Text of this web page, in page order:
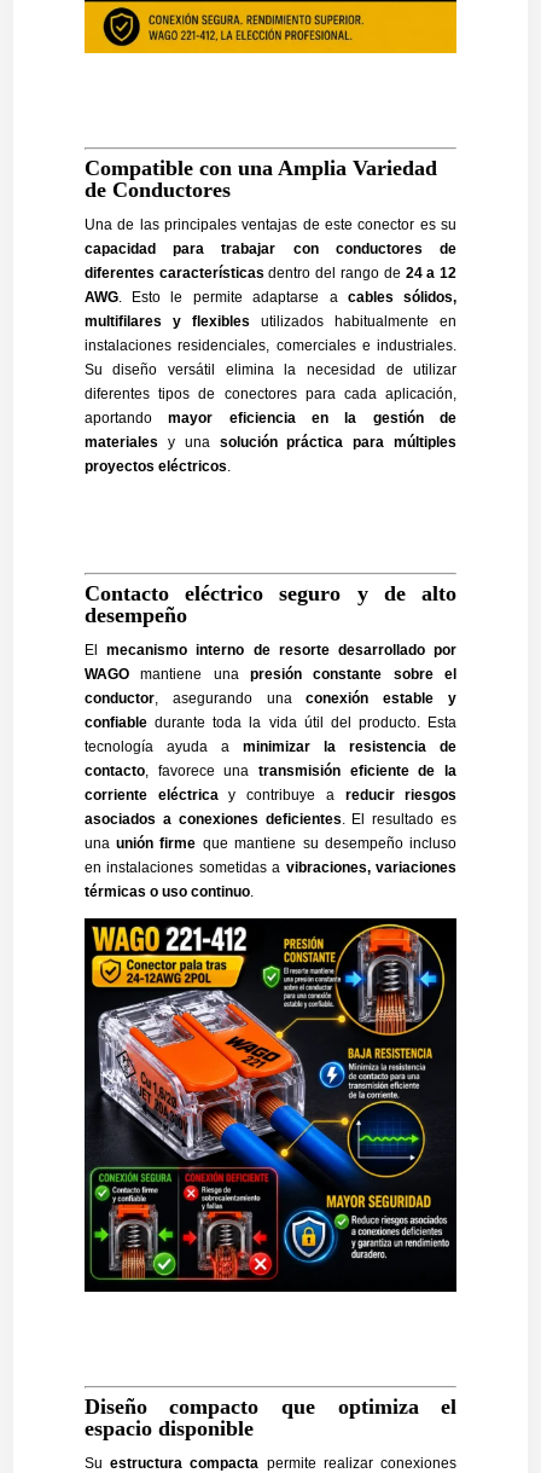
Compatible con una Amplia Variedad
de Conductores
Una de las principales ventajas de este conector es su
capacidad para trabajar con conductores de
diferentes características dentro del rango de 24 a 12
AWG. Esto le permite adaptarse a cables sólidos,
multifilares y flexibles utilizados habitualmente en
instalaciones residenciales, comerciales e industriales.
Su diseño versátil elimina la necesidad de utilizar
diferentes tipos de conectores para cada aplicación,
aportandomayor eficiencia en la gestión de
materiales y una solución práctica para múltiples
proyectos eléctricos.
Contacto eléctrico seguro y de alto
desempeño
Elmecanismo interno de resorte desarrollado por
WAGOmantiene una presión constante sobre el
conductor, asegurando unaconexión estable y
confiabledurante toda la vida útil del producto. Esta
tecnología ayuda a minimizar la resistencia de
contacto, favorece una transmisión eficiente de la
corriente eléctricay contribuye a reducir riesgos
asociados a conexiones deficientes. El resultado es
unaunión firme que mantiene su desempeño incluso
en instalaciones sometidas a vibraciones, variaciones
térmicas o uso continuo.
Diseño compacto que optimiza el
espacio disponible
Suestructura compacta permite realizar conexiones